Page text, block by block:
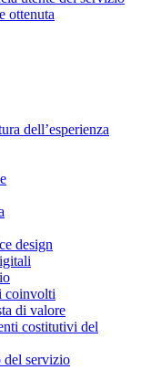
ottenuta
dell’esperienza
design
coinvolti
di valore
costitutivi del
del servizio